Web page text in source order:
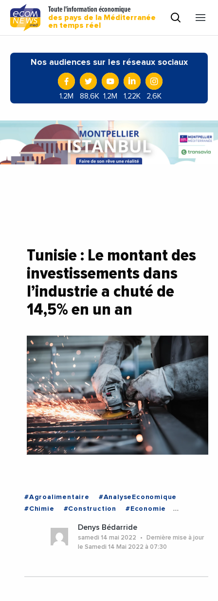
Toute l'information économique
des pays de la Méditerranée
en temps réel
Nos audiences sur les réseaux sociaux
1.2M 88,6K 1,2M 1,22K 2,6K
Tunisie : Le montant des
investissements dans
l’industrie a chuté de
14,5% en un an
#Agroalimentaire
#AnalyseEconomique
#Chimie
#Construction
#Economie
Denys Bédarride
samedi 14 mai 2022
Dernière mise à jour
le Samedi 14 Mai 2022 à 07:30